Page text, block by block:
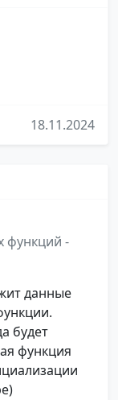
18.11.2024
функций -
данные
будет
функция